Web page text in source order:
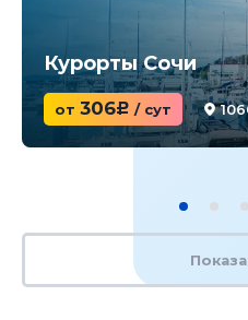
Курорты Сочи
от 306c / сут